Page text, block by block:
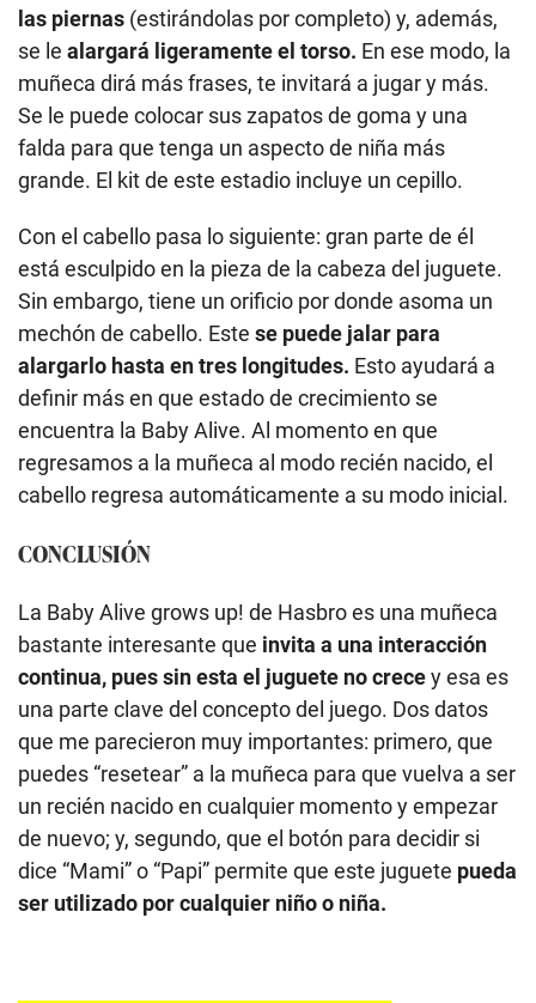
las piernas (estirándolas por completo) y, además,
se le alargará ligeramente el torso. En ese modo, la
muñeca dirá más frases, te invitará a jugar y más.
Se le puede colocar sus zapatos de goma y una
falda para que tenga un aspecto de niña más
grande. El kit de este estadio incluye un cepillo.
Con el cabello pasa lo siguiente: gran parte de él
está esculpido en la pieza de la cabeza del juguete.
Sin embargo, tiene un orificio por donde asoma un
mechón de cabello. Este se puede jalar para
alargarlo hasta en tres longitudes. Esto ayudará a
definir más en que estado de crecimiento se
encuentra la Baby Alive. Al momento en que
regresamos a la muñeca al modo recién nacido, el
cabello regresa automáticamente a su modo inicial.
CONCLUSIÓN
La Baby Alive grows up! de Hasbro es una muñeca
bastante interesante que invita a una interacción
continua, pues sin esta el juguete no crecey esa es
una parte clave del concepto del juego. Dos datos
que me parecieron muy importantes: primero, que
puedes “resetear” a la muñeca para que vuelva a ser
un recién nacido en cualquier momento y empezar
de nuevo; y, segundo, que el botón para decidir si
dice “Mami” o “Papi” permite que este juguete pueda
ser utilizado por cualquier niño o niña.